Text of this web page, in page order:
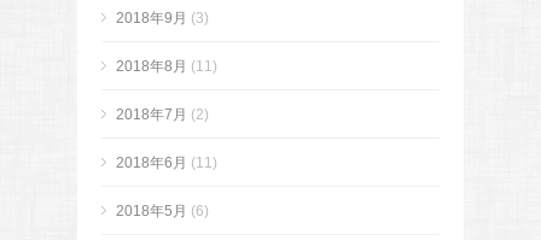
2018年9月 (3)
2018年8月 (11)
2018年7月 (2)
2018年6月 (11)
2018年5月 (6)